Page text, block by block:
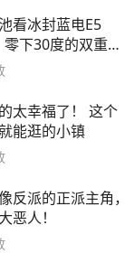
看冰封蓝电E5
零下30度的双重冰
录
太幸福了！ 这个
能逛的小镇
反派的正派主角，
恶人！